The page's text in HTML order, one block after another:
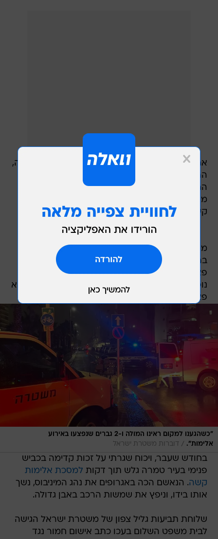
אחד מהם היה מחוסר הכרה ללא דופק וללא נשימה,
התחלנו בביצוע פעולות החייאה ופינינו אותו לבית
החולים כשמצבו אנוש". לדבריו, נפגע נוסף פונה
מהמקום בניידת טיפול נמרץ של מד"א כשמצבו
קשה.
מדוברות בית החולים רמב"ם הודיעו כי "בחדר הלם
ברמב"ם נקבע לפני זמן קצר מותו של גבר שפונה
פצוע אנוש תוך החייאה מאירוע ירי בטמרה. פצוע
נוסף שופנה מאותו אירוע הועבר לניתוח דחוף כשהוא
פצוע קשה".
"כשהגענו למקום ראינו המולה ו-2 גברים שנפצעו באירוע
אלימות". / דוברות משטרת ישראל
בחודש שעבר, ויכוח שגרתי על זכות קדימה בכביש
פנימי בעיר טמרה גלש תוך דקות למסכת אלימות
קשה. הנאשם הכה באגרופים את נהג המיניבוס, נשך
אותו בידו, וניפץ את שמשות הרכב באבן גדולה.
שלוחת תביעות גליל צפון של משטרת ישראל הגישה
לבית משפט השלום בעכו כתב אישום חמור נגד